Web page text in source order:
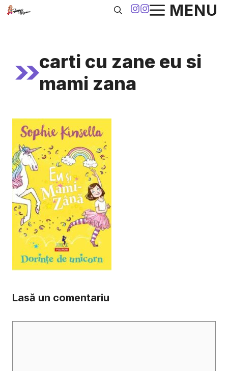
Sari
MENU
carti cu zane eu si
mami zana
Lasă un comentariu